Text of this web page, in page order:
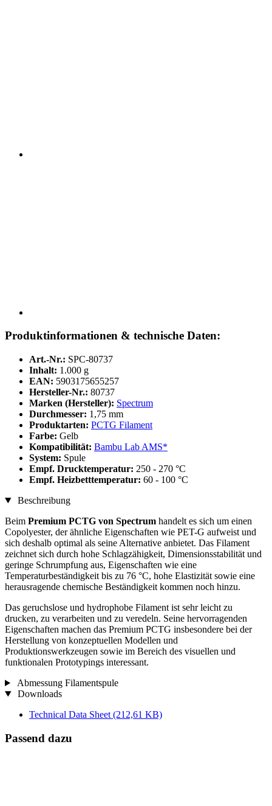
Produktinformationen & technische Daten:
Art.-Nr.: SPC-80737
Inhalt: 1.000 g
EAN: 5903175655257
Hersteller-Nr.: 80737
Marken (Hersteller): Spectrum
Durchmesser: 1,75 mm
Produktarten: PCTG Filament
Farbe: Gelb
Kompatibilität: Bambu Lab AMS*
System: Spule
Empf. Drucktemperatur: 250 - 270 °C
Empf. Heizbetttemperatur: 60 - 100 °C
Beschreibung
Beim Premium PCTG von Spectrum handelt es sich um einen
Copolyester, der ähnliche Eigenschaften wie PET-G aufweist und
sich deshalb optimal als seine Alternative anbietet. Das Filament
zeichnet sich durch hohe Schlagzähigkeit, Dimensionsstabilität und
geringe Schrumpfung aus, Eigenschaften wie eine
Temperaturbeständigkeit bis zu 76 °C, hohe Elastizität sowie eine
herausragende chemische Beständigkeit kommen noch hinzu.
Das geruchslose und hydrophobe Filament ist sehr leicht zu
drucken, zu verarbeiten und zu veredeln. Seine hervorragenden
Eigenschaften machen das Premium PCTG insbesondere bei der
Herstellung von konzeptuellen Modellen und
Produktionswerkzeugen sowie im Bereich des visuellen und
funktionalen Prototypings interessant.
Abmessung Filamentspule
Downloads
Technical Data Sheet (212,61 KB)
Passend dazu